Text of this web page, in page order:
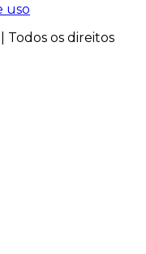
uso
os direitos